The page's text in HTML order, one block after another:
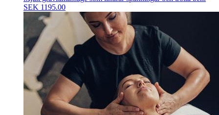
SEK 1195.00